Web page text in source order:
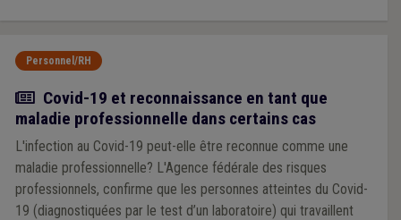
Personnel/RH
Actualité
Covid-19 et reconnaissance en tant que
maladie professionnelle dans certains cas
L'infection au Covid-19 peut-elle être reconnue comme une
maladie professionnelle? L'Agence fédérale des risques
professionnels, confirme que les personnes atteintes du Covid-
19 (diagnostiquées par le test d’un laboratoire) qui travaillent